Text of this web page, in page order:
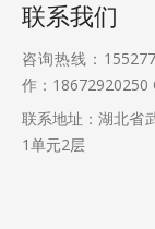
联系我们
咨询热线：
作：18672920250
联系地址：湖北省
1单元2层